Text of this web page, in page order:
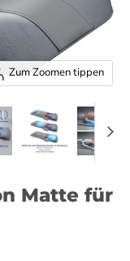
Zum Zoomen tippen
Matte für